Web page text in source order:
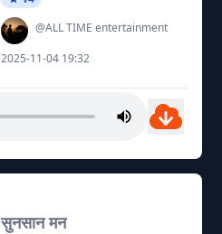
@ALL TIME entertainment
2025-11-04 19:32
सुनसान मन